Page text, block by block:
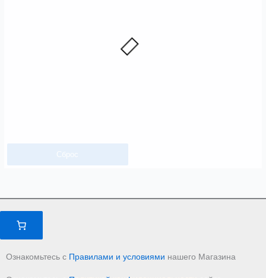
Сброс
Ознакомьтесь с Правилами и условиями нашего Магазина